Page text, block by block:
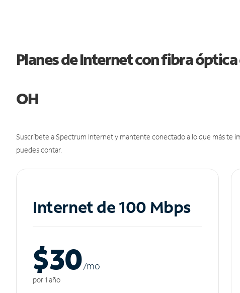
Planes de Internet con fibra
OH
Suscríbete a Spectrum Internet y mantente conectado a lo que más te
puedes contar.
Internet de 100 Mbps
$30/mo
por 1 año